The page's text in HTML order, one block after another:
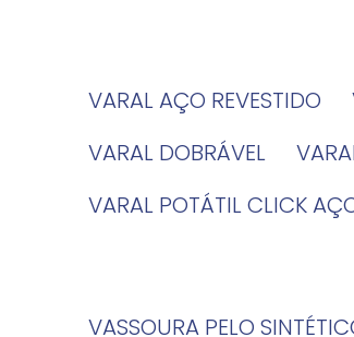
VARAL AÇO REVESTIDO
VARAL DOBRÁVEL
VARAL POTÁTIL CLICK
VASSOURA PELO